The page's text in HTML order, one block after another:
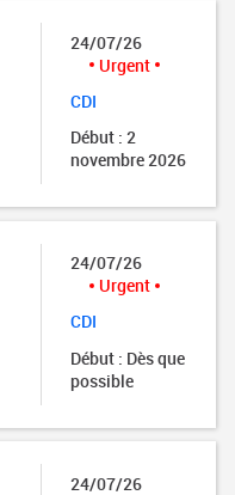
24/07/26
Urgent
CDI
Début : 2
novembre 2026
24/07/26
Urgent
CDI
Début : Dès que
possible
24/07/26